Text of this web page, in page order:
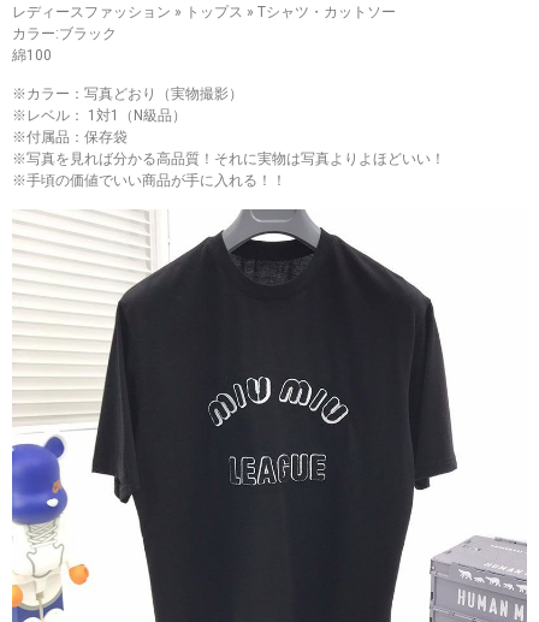
レディースファッション » トップス » Tシャツ・カットソー
カラー:ブラック
綿100
※カラー：写真どおり（実物撮影）
※レベル： 1対1（N級品）
※付属品：保存袋
※写真を見れば分かる高品質！それに実物は写真よりよほどいい！
※手頃の価値でいい商品が手に入れる！！